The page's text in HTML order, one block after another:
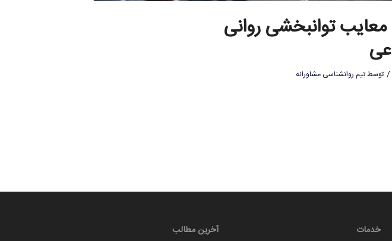
توانبخشی روانی
/ توسطتیم روانشناسی مشاورانه
خدمات آخرین مطالب